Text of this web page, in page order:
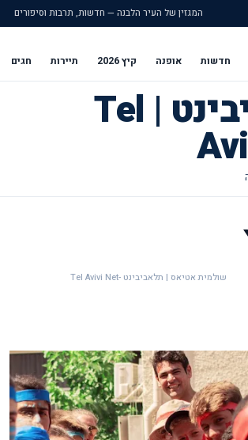
המגזין של העיר הלבנה — חדשות, תרבות וסיפורים
חדשות אופנה קיץ 2026 תיירות חגים
תלאביבינט | Tel
שולמית אטיאס | תלאביבינט -Tel Avivi Net